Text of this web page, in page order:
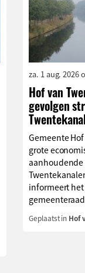
za. 1 aug. 2026
Hof van
gevolgen
Gemeente
grote
informeert
Geplaatst in Hof